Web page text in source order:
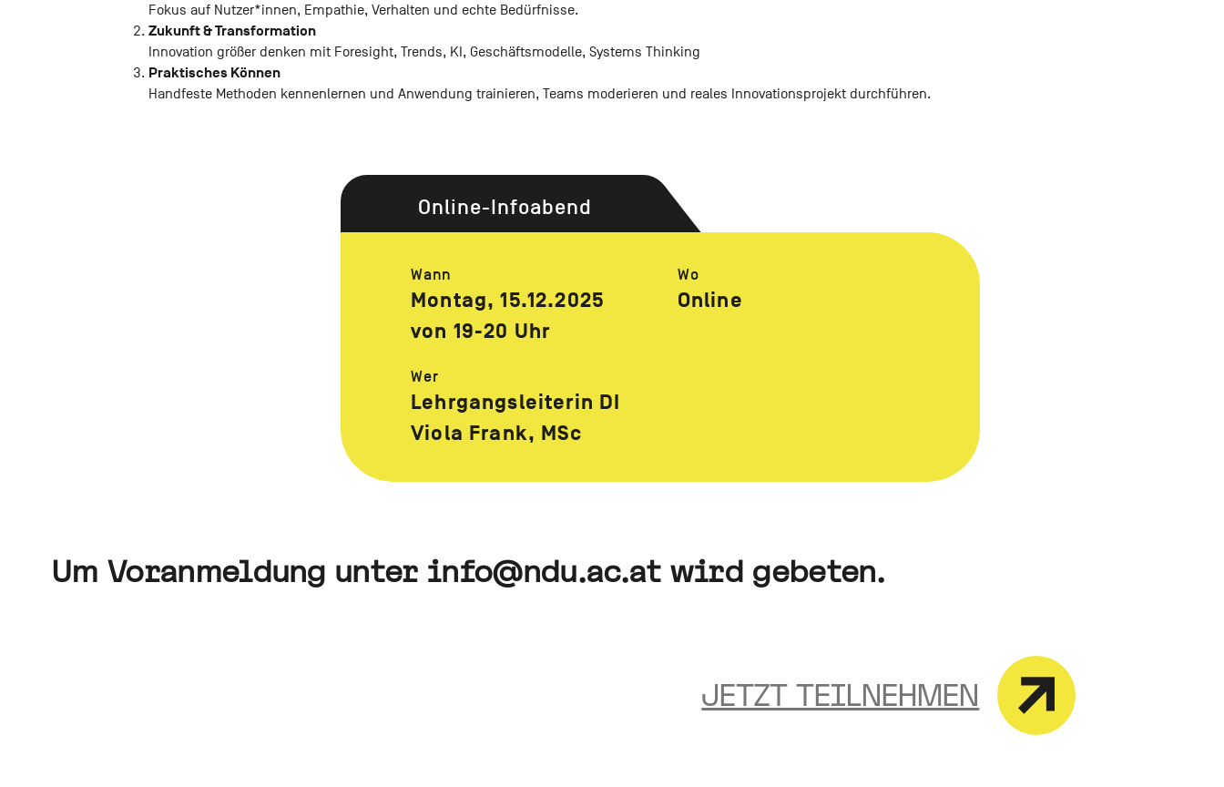
Fokus auf Nutzer*innen, Empathie, Verhalten und echte Bedürfnisse.
Zukunft & Transformation
Innovation größer denken mit Foresight, Trends, KI, Geschäftsmodelle, Systems Thinking
Praktisches Können
Handfeste Methoden kennenlernen und Anwendung trainieren, Teams moderieren und reales Innovationsprojekt durchführen.
Online-Infoabend
Wann
Montag, 15.12.2025
von 19-20 Uhr
Wo
Online
Wer
Lehrgangsleiterin DI
Viola Frank, MSc
Um Voranmeldung unter info@ndu.ac.at wird gebeten.
JETZT TEILNEHMEN